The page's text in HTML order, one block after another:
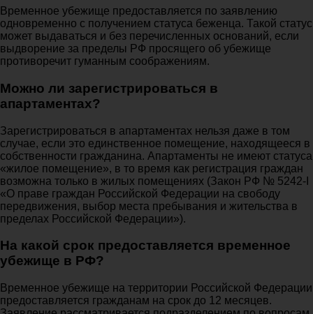
Временное убежище предоставляется по заявлению
одновременно с получением статуса беженца. Такой статус
может выдаваться и без перечисленных оснований, если
выдворение за пределы РФ просящего об убежище
противоречит гуманным соображениям.
Можно ли зарегистрироваться в
апартаментах?
Зарегистрироваться в апартаментах нельзя даже в том
случае, если это единственное помещение, находящееся в
собственности гражданина. Апартаменты не имеют статуса
«жилое помещение», в то время как регистрация граждан
возможна только в жилых помещениях (Закон РФ № 5242-I
«О праве граждан Российской Федерации на свободу
передвижения, выбор места пребывания и жительства в
пределах Российской Федерации»).
На какой срок предоставляется временное
убежище в РФ?
Временное убежище на территории Российской Федерации
предоставляется гражданам на срок до 12 месяцев.